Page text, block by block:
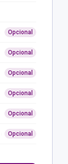
Opcional
Opcional
Opcional
Opcional
Opcional
Opcional